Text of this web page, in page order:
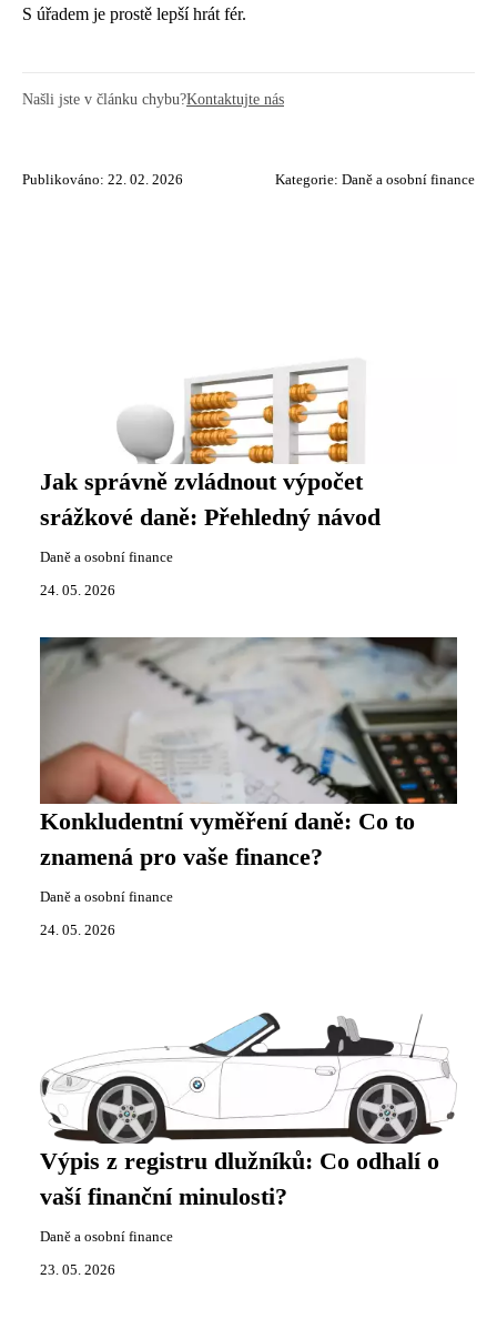
S úřadem je prostě lepší hrát fér.
Našli jste v článku chybu?Kontaktujte nás
Publikováno: 22. 02. 2026 Kategorie: Daně a osobní finance
Jak správně zvládnout výpočet
srážkové daně: Přehledný návod
Daně a osobní finance
24. 05. 2026
Konkludentní vyměření daně: Co to
znamená pro vaše finance?
Daně a osobní finance
24. 05. 2026
Výpis z registru dlužníků: Co odhalí o
vaší finanční minulosti?
Daně a osobní finance
23. 05. 2026